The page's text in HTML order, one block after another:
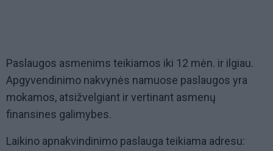
Paslaugos asmenims teikiamos iki 12 mėn. ir ilgiau.
Apgyvendinimo nakvynės namuose paslaugos yra
mokamos, atsižvelgiant ir vertinant asmenų
finansines galimybes.
Laikino apnakvindinimo paslauga teikiama adresu: